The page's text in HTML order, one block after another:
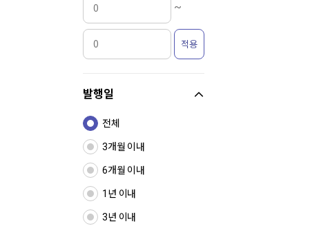
~
적용
발행일
전체
3개월 이내
6개월 이내
1년 이내
3년 이내